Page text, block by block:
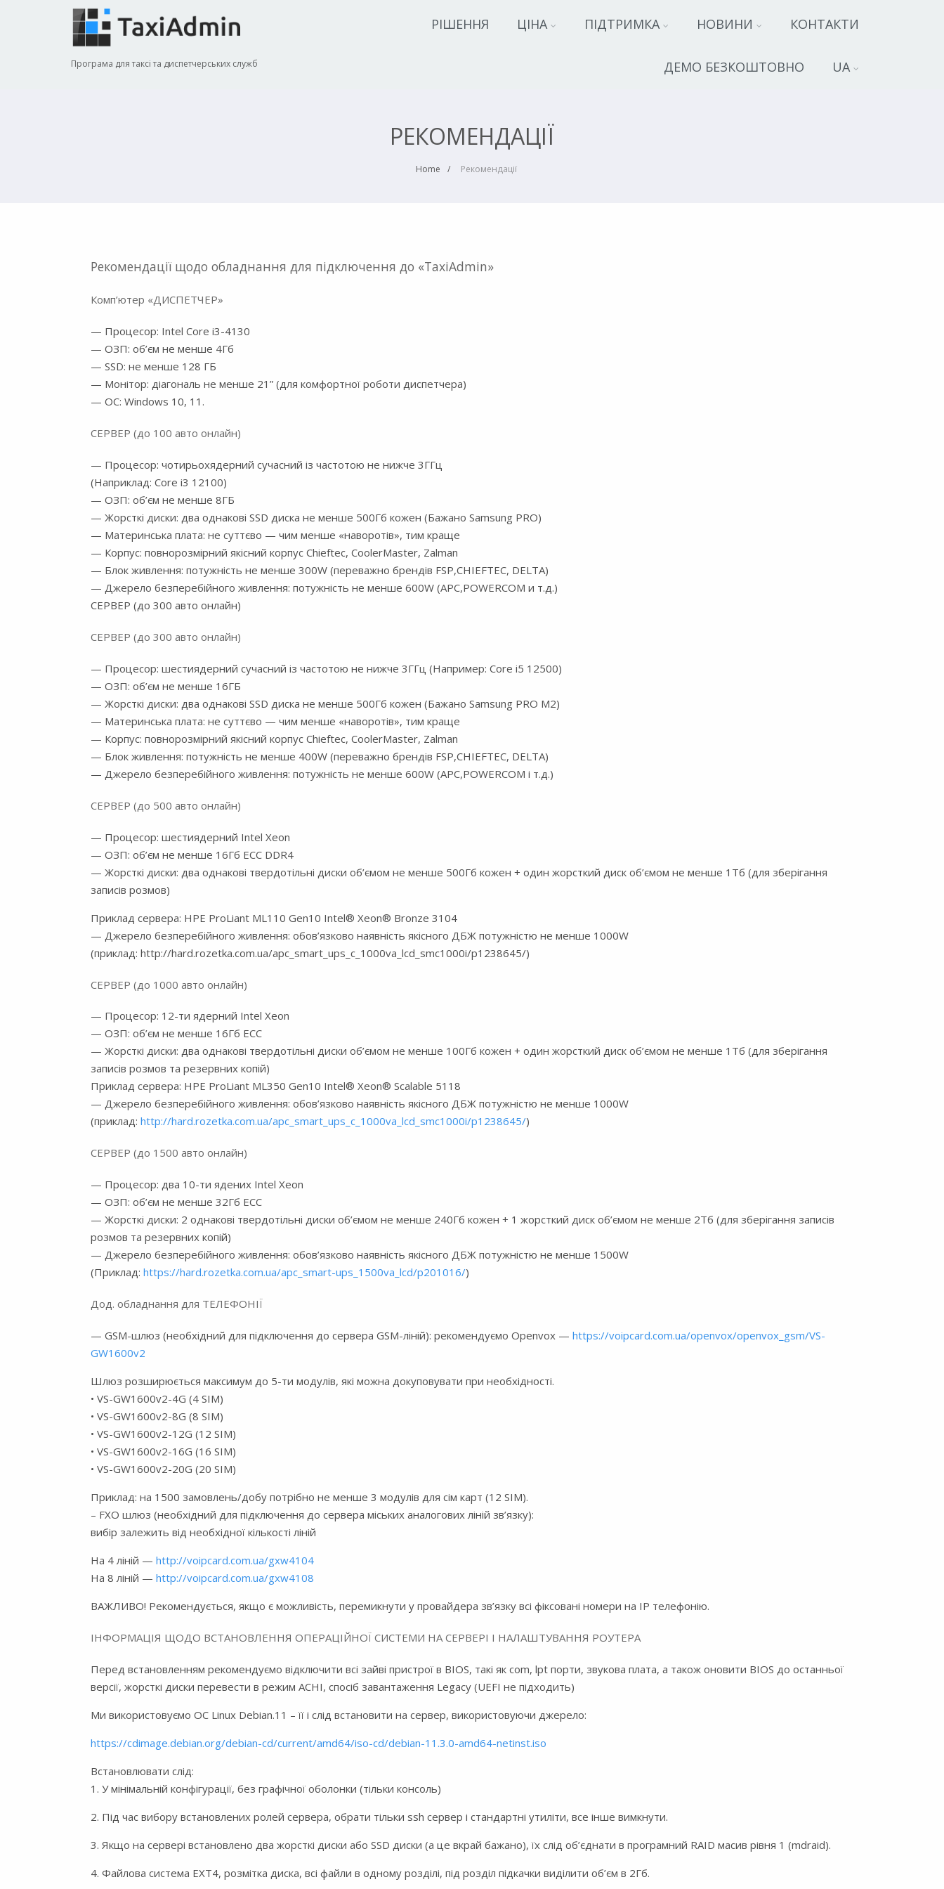
Програма для таксі та диспетчерських служб
РІШЕННЯ ЦІНА ПІДТРИМКА НОВИНИ КОНТАКТИ
ДЕМО БЕЗКОШТОВНО UA
РЕКОМЕНДАЦІЇ
Home Рекомендації
Рекомендації щодо обладнання для підключення до «TaxiAdmin»
Комп’ютер «ДИСПЕТЧЕР»
— Процесор: Intel Core i3-4130
— ОЗП: об’єм не менше 4Гб
— SSD: не менше 128 ГБ
— Монітор: діагональ не менше 21” (для комфортної роботи диспетчера)
— OC: Windows 10, 11.
СЕРВЕР (до 100 авто онлайн)
— Процесор: чотирьохядерний сучасний із частотою не нижче 3ГГц
(Наприклад: Core i3 12100)
— ОЗП: об’єм не менше 8ГБ
— Жорсткі диски: два однакові SSD диска не менше 500Гб кожен (Бажано Samsung PRO)
— Материнська плата: не суттєво — чим менше «наворотів», тим краще
— Корпус: повнорозмірний якісний корпус Chieftec, CoolerMaster, Zalman
— Блок живлення: потужність не менше 300W (переважно брендів FSP,CHIEFTEC, DELTA)
— Джерело безперебійного живлення: потужність не менше 600W (APC,POWERCOM и т.д.)
СЕРВЕР (до 300 авто онлайн)
СЕРВЕР (до 300 авто онлайн)
— Процесор: шестиядерний сучасний із частотою не нижче 3ГГц (Например: Core i5 12500)
— ОЗП: об’єм не менше 16ГБ
— Жорсткі диски: два однакові SSD диска не менше 500Гб кожен (Бажано Samsung PRO M2)
— Материнська плата: не суттєво — чим менше «наворотів», тим краще
— Корпус: повнорозмірний якісний корпус Chieftec, CoolerMaster, Zalman
— Блок живлення: потужність не менше 400W (переважно брендів FSP,CHIEFTEC, DELTA)
— Джерело безперебійного живлення: потужність не менше 600W (APC,POWERCOM і т.д.)
СЕРВЕР (до 500 авто онлайн)
— Процесор: шестиядерний Intel Xeon
— ОЗП: об’єм не менше 16Гб ECC DDR4
— Жорсткі диски: два однакові твердотільні диски об’ємом не менше 500Гб кожен + один жорсткий диск об’ємом не менше 1Тб (для зберігання
записів розмов)
Приклад сервера: HPE ProLiant ML110 Gen10 Intel® Xeon® Bronze 3104
— Джерело безперебійного живлення: обов’язково наявність якісного ДБЖ потужністю не менше 1000W
(приклад: http://hard.rozetka.com.ua/apc_smart_ups_c_1000va_lcd_smc1000i/p1238645/)
СЕРВЕР (до 1000 авто онлайн)
— Процесор: 12-ти ядерний Intel Xeon
— ОЗП: об’єм не менше 16Гб ECC
— Жорсткі диски: два однакові твердотільні диски об’ємом не менше 100Гб кожен + один жорсткий диск об’ємом не менше 1Тб (для зберігання
записів розмов та резервних копій)
Приклад сервера: HPE ProLiant ML350 Gen10 Intel® Xeon® Scalable 5118
— Джерело безперебійного живлення: обов’язково наявність якісного ДБЖ потужністю не менше 1000W
(приклад:http://hard.rozetka.com.ua/apc_smart_ups_c_1000va_lcd_smc1000i/p1238645/)
СЕРВЕР (до 1500 авто онлайн)
— Процесор: два 10-ти ядених Intel Xeon
— ОЗП: об’єм не менше 32Гб ECC
— Жорсткі диски: 2 однакові твердотільні диски об’ємом не менше 240Гб кожен + 1 жорсткий диск об’ємом не менше 2Тб (для зберігання записів
розмов та резервних копій)
— Джерело безперебійного живлення: обов’язково наявність якісного ДБЖ потужністю не менше 1500W
(Приклад:https://hard.rozetka.com.ua/apc_smart-ups_1500va_lcd/p201016/)
Дод. обладнання для ТЕЛЕФОНІЇ
— GSM-шлюз (необхідний для підключення до сервера GSM-ліній): рекомендуємо Openvox —https://voipcard.com.ua/openvox/openvox_gsm/VS-
GW1600v2
Шлюз розширюється максимум до 5-ти модулів, які можна докуповувати при необхідності.
• VS-GW1600v2-4G (4 SIM)
• VS-GW1600v2-8G (8 SIM)
• VS-GW1600v2-12G (12 SIM)
• VS-GW1600v2-16G (16 SIM)
• VS-GW1600v2-20G (20 SIM)
Приклад: на 1500 замовлень/добу потрібно не менше 3 модулів для сім карт (12 SIM).
– FXO шлюз (необхідний для підключення до сервера міських аналогових ліній зв’язку):
вибір залежить від необхідної кількості ліній
На 4 ліній —http://voipcard.com.ua/gxw4104
На 8 ліній —http://voipcard.com.ua/gxw4108
ВАЖЛИВО! Рекомендується, якщо є можливість, перемикнути у провайдера зв’язку всі фіксовані номери на IP телефонію.
ІНФОРМАЦІЯ ЩОДО ВСТАНОВЛЕННЯ ОПЕРАЦІЙНОЇ СИСТЕМИ НА СЕРВЕРІ І НАЛАШТУВАННЯ РОУТЕРА
Перед встановленням рекомендуємо відключити всі зайві пристрої в BIOS, такі як com, lpt порти, звукова плата, а також оновити BIOS до останньої
версії, жорсткі диски перевести в режим ACHI, спосіб завантаження Legacy (UEFI не підходить)
Ми використовуємо ОС Linux Debian.11 – її і слід встановити на сервер, використовуючи джерело:
https://cdimage.debian.org/debian-cd/current/amd64/iso-cd/debian-11.3.0-amd64-netinst.iso
Встановлювати слід:
1. У мінімальній конфігурації, без графічної оболонки (тільки консоль)
2. Під час вибору встановлених ролей сервера, обрати тільки ssh сервер і стандартні утиліти, все інше вимкнути.
3. Якщо на сервері встановлено два жорсткі диски або SSD диски (а це вкрай бажано), їх слід об’єднати в програмний RAID масив рівня 1 (mdraid).
4. Файлова система EXT4, розмітка диска, всі файли в одному розділі, під розділ підкачки виділити об’єм в 2Гб.